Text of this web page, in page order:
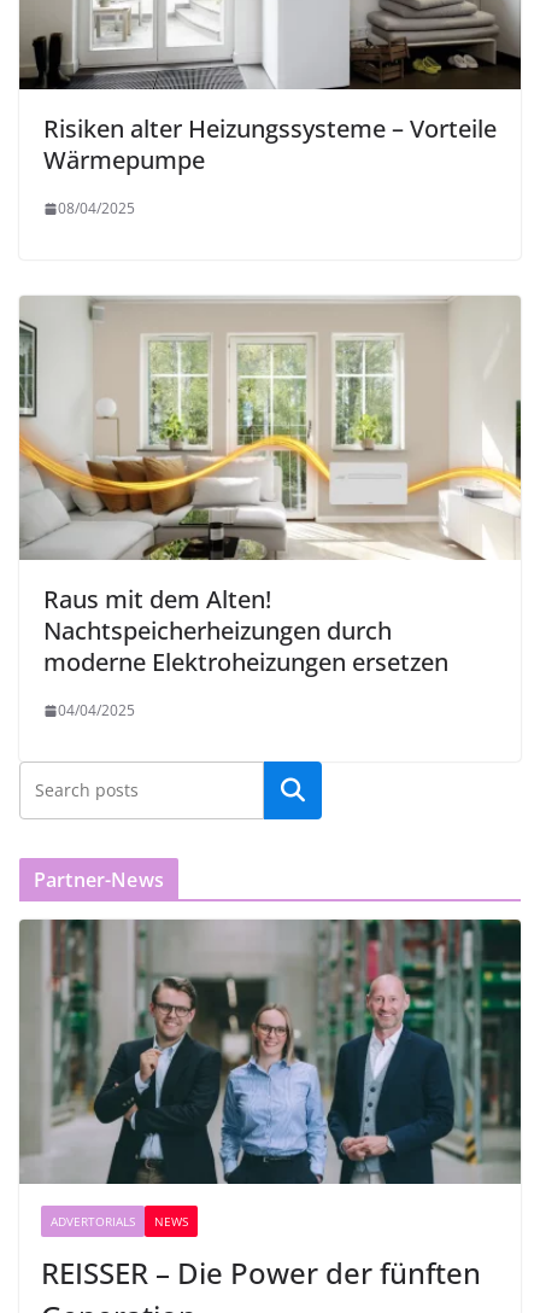
Risiken alter Heizungssysteme – Vorteile
Wärmepumpe
08/04/2025
Raus mit dem Alten!
Nachtspeicherheizungen durch
moderne Elektroheizungen ersetzen
04/04/2025
Partner-News
ADVERTORIALS NEWS
REISSER – Die Power der fünften